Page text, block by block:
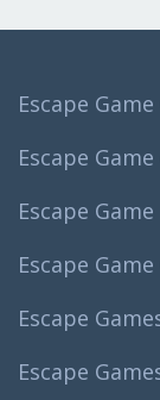
Escape
Escape
Escape
Escape
Escape
Escape